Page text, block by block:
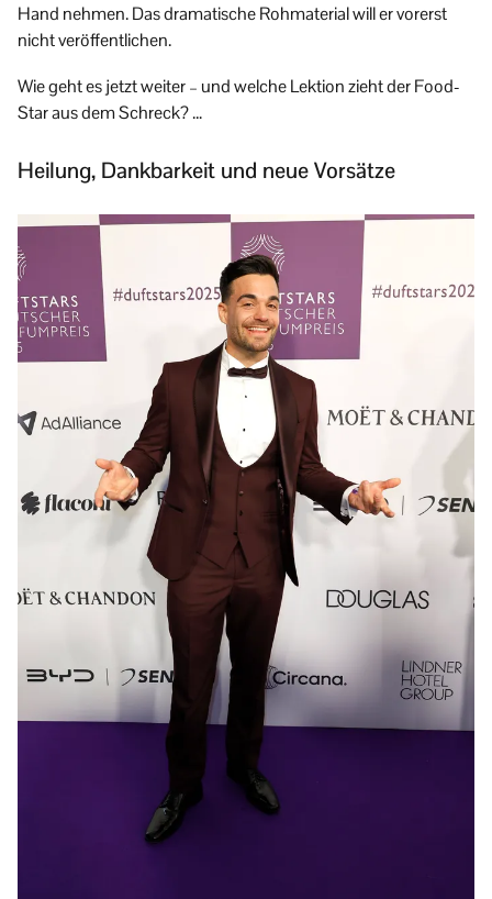
Hand nehmen. Das dramatische Rohmaterial will er vorerst
nicht veröffentlichen.
Wie geht es jetzt weiter – und welche Lektion zieht der Food-
Star aus dem Schreck? …
Heilung, Dankbarkeit und neue Vorsätze